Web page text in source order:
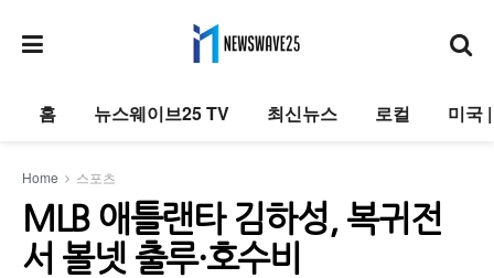
홈 뉴스웨이브25 TV 최신뉴스 로컬 미국
Home 스포츠
MLB 애틀랜타 김하성, 복귀전
서 볼넷 출루·호수비